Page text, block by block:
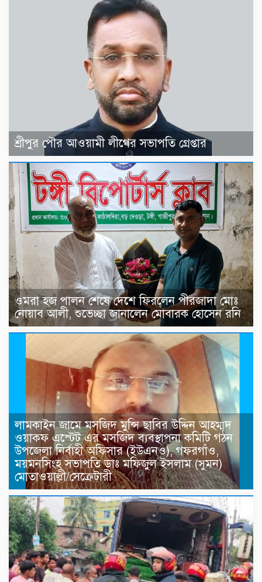
শ্রীপুর পৌর আওয়ামী লীগের সভাপতি গ্রেপ্তার
ওমরা হজ পালন শেষে দেশে ফিরলেন পীরজাদা মোঃ
নোয়াব আলী, শুভেচ্ছা জানালেন মোবারক হোসেন রনি
লামকাইন জামে মসজিদ মুন্সি ছাবির উদ্দিন আহম্মদ
ওয়াক্ফ এস্টেট এর মসজিদ ব্যবস্থাপনা কমিটি গঠন
উপজেলা নির্বাহী অফিসার (ইউএনও), গফরগাঁও,
ময়মনসিংহ সভাপতি ডাঃ মফিজুল ইসলাম (সুমন)
মোতাওয়াল্লী/সেক্রেটারী